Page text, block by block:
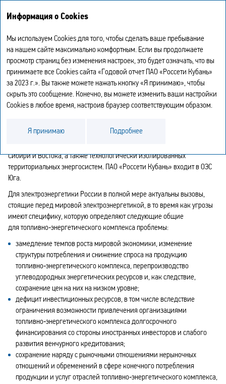
ОБЗОР ОТРАСЛИ
Компания осуществляет свою деятельность в электроэнергетике
России — важнейшей базовой отрасли промышленности,
обеспечивающей производство, передачу, распределение и сбыт
электроэнергии потребителям.
(ЕЭС) России, в которую входят семь объединенных энергосистем
Сибири и Востока, а также технологически изолированных
территориальных энергосистем. ПАО «Россети Кубань» входит в ОЭС
Юга.
Для электроэнергетики России в полной мере актуальны вызовы,
стоящие перед мировой электроэнергетикой, в то время как угрозы
имеют специфику, которую определяют следующие общие
для топливно‑энергетического комплекса проблемы:
замедление темпов роста мировой экономики, изменение
структуры потребления и снижение спроса на продукцию
топливно‑энергетического комплекса, перепроизводство
углеводородных энергетических ресурсов и, как следствие,
сохранение цен на них на низком уровне;
дефицит инвестиционных ресурсов, в том числе вследствие
ограничения возможности привлечения организациями
топливно‑энергетического комплекса долгосрочного
финансирования со стороны иностранных инвесторов и слабого
развития венчурного кредитования;
сохранение наряду с рыночными отношениями нерыночных
отношений и обременений в сфере конечного потребления
продукции и услуг отраслей топливно‑энергетического комплекса,
Информация о Cookies
Мы используем Cookies для того, чтобы сделать ваше пребывание
на нашем сайте максимально комфортным. Если вы продолжаете
просмотр страниц без изменения настроек, это будет означать, что вы
принимаете все Cookies сайта «Годовой отчет ПАО «Россети Кубань»
за 2023 г.». Вы также можете нажать кнопку «Я принимаю», чтобы
скрыть это сообщение. Конечно, вы можете изменить ваши настройки
Cookies в любое время, настроив браузер соответствующим образом.
Я принимаю Подробнее